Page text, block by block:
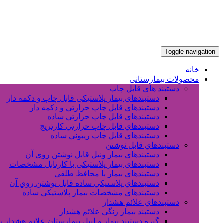
Toggle navigation
خانه
محصولات بیمارستانی
دستبند های قابل چاپ
دستبندهای بیمار پلاستیکی قابل چاپ و دکمه دار
دستبندهاي قابل چاپ حرارتي و دکمه دار
دستبندهاي قابل چاپ حرارتي ساده
دستبندهاي قابل چاپ حرارتي کارتريج
دستبندهاي قابل چاپ ريبوني ساده
دستبندهاي قابل نوشتن
دستبندهای بیمار ونیل قابل نوشتن روی آن
دستبندهای بیمار پلاستیکی با کارتابل مشخصات
دستبندهای بیمار با محافظ طلقی
دستبندهاي پلاستيکي ساده قابل نوشتن روي آن
دستبندهای مشخصات بیمار پلاستیکی ساده
دستبندهاي علائم هشدار
دستبند بیمار رنگی علائم هشدار
گیره دستبند بیمار و لیبل بیمارستان علائم هشدار